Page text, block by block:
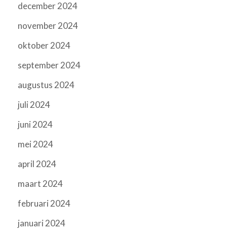
december 2024
november 2024
oktober 2024
september 2024
augustus 2024
juli 2024
juni 2024
mei 2024
april 2024
maart 2024
februari 2024
januari 2024